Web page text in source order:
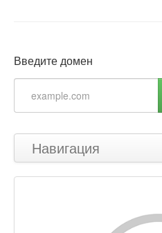
Введите домен
Навигация
Наверх